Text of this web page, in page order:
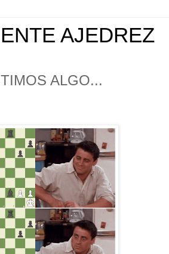
AJEDREZ
ALGO...